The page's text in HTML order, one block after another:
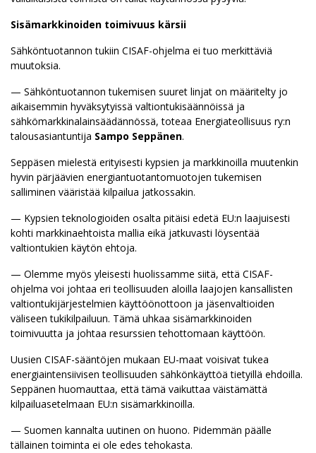
Sisämarkkinoiden toimivuus kärsii
Sähköntuotannon tukiin CISAF-ohjelma ei tuo merkittäviä
muutoksia.
— Sähköntuotannon tukemisen suuret linjat on määritelty jo
aikaisemmin hyväksytyissä valtiontukisäännöissä ja
sähkömarkkinalainsäädännössä, toteaa Energiateollisuus ry:n
talousasiantuntija Sampo Seppänen.
Seppäsen mielestä erityisesti kypsien ja markkinoilla muutenkin
hyvin pärjäävien energiantuotantomuotojen tukemisen
salliminen vääristää kilpailua jatkossakin.
— Kypsien teknologioiden osalta pitäisi edetä EU:n laajuisesti
kohti markkinaehtoista mallia eikä jatkuvasti löysentää
valtiontukien käytön ehtoja.
— Olemme myös yleisesti huolissamme siitä, että CISAF-
ohjelma voi johtaa eri teollisuuden aloilla laajojen kansallisten
valtiontukijärjestelmien käyttöönottoon ja jäsenvaltioiden
väliseen tukikilpailuun. Tämä uhkaa sisämarkkinoiden
toimivuutta ja johtaa resurssien tehottomaan käyttöön.
Uusien CISAF-sääntöjen mukaan EU-maat voisivat tukea
energiaintensiivisen teollisuuden sähkönkäyttöä tietyillä ehdoilla.
Seppänen huomauttaa, että tämä vaikuttaa väistämättä
kilpailuasetelmaan EU:n sisämarkkinoilla.
— Suomen kannalta uutinen on huono. Pidemmän päälle
tällainen toiminta ei ole edes tehokasta.